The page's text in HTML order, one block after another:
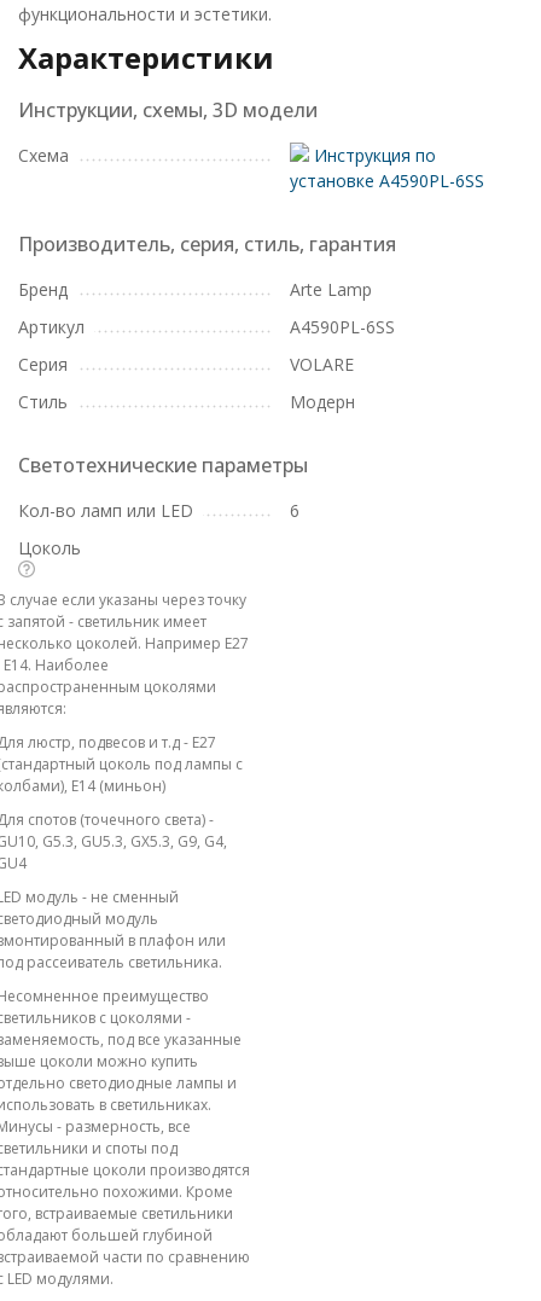
функциональности и эстетики.
Характеристики
Инструкции, схемы, 3D модели
Схема
Инструкция по
установке A4590PL-6SS
Производитель, серия, стиль, гарантия
Бренд
Arte Lamp
Артикул
A4590PL-6SS
Серия
VOLARE
Стиль
Модерн
Светотехнические параметры
Кол-во ламп или LED
6
Цоколь
случае если указаны через точку
запятой - светильник имеет
цоколей. Например E27
E14. Наиболее
цоколями
люстр, подвесов и т.д - E27
цоколь под лампы с
E14 (миньон)
спотов (точечного света) -
G5.3, GU5.3, GX5.3, G9, G4,
модуль - не сменный
модуль
в плафон или
рассеиватель светильника.
преимущество
с цоколями -
под все указанные
цоколи можно купить
светодиодные лампы и
в светильниках.
- размерность, все
и споты под
цоколи производятся
похожими. Кроме
встраиваемые светильники
большей глубиной
части по сравнению
LED модулями.